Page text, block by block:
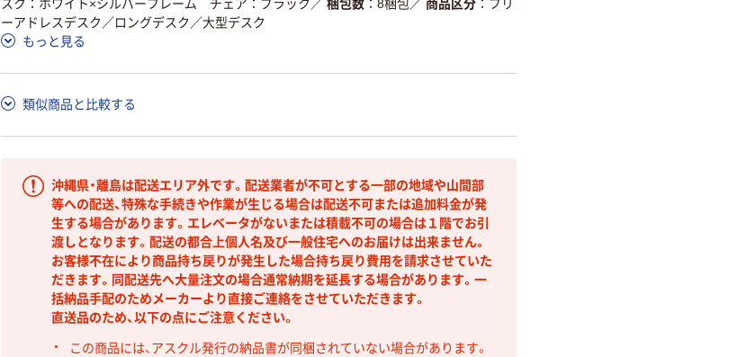
スク：ホワイト×シルバーフレーム チェア：ブラック ／ 梱包数 8梱包 ／ 商品区分
フリ
ーアドレスデスク／ロングデスク／大型デスク
もっと見る
類似商品と比較する
沖縄県・離島は配送エリア外です。配送業者が不可とする一部の地域や山間部
等への配送、特殊な手続きや作業が生じる場合は配送不可または追加料金が発
生する場合があります。エレベータがないまたは積載不可の場合は１階でお引
渡しとなります。配送の都合上個人名及び一般住宅へのお届けは出来ません。
お客様不在により商品持ち戻りが発生した場合持ち戻り費用を請求させていた
だきます。同配送先へ大量注文の場合通常納期を延長する場合があります。一
括納品手配のためメーカーより直接ご連絡をさせていただきます。
直送品のため、以下の点にご注意ください。
この商品には、アスクル発行の納品書が同梱されていない場合があります。